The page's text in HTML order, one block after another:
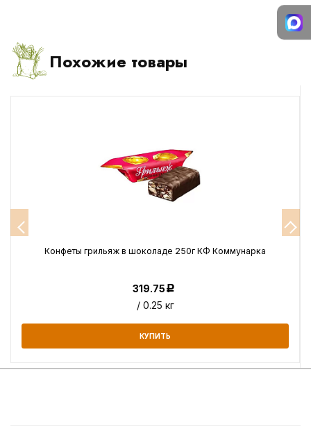
Похожие товары
Конфеты грильяж в шоколаде 250г КФ Коммунарка
319.75Р
/ 0.25 кг
КУПИТЬ